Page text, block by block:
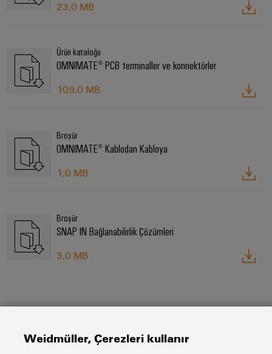
23,0 MB
Ürün kataloğu
OMNIMATE® PCB terminaller ve konnektörler
109,0 MB
Broşür
OMNIMATE® Kablodan Kabloya
1,0 MB
Broşür
SNAP IN Bağlanabilirlik Çözümleri
3,0 MB
Danışmanlık & Destek
Weidmüller, Çerezleri kullanır